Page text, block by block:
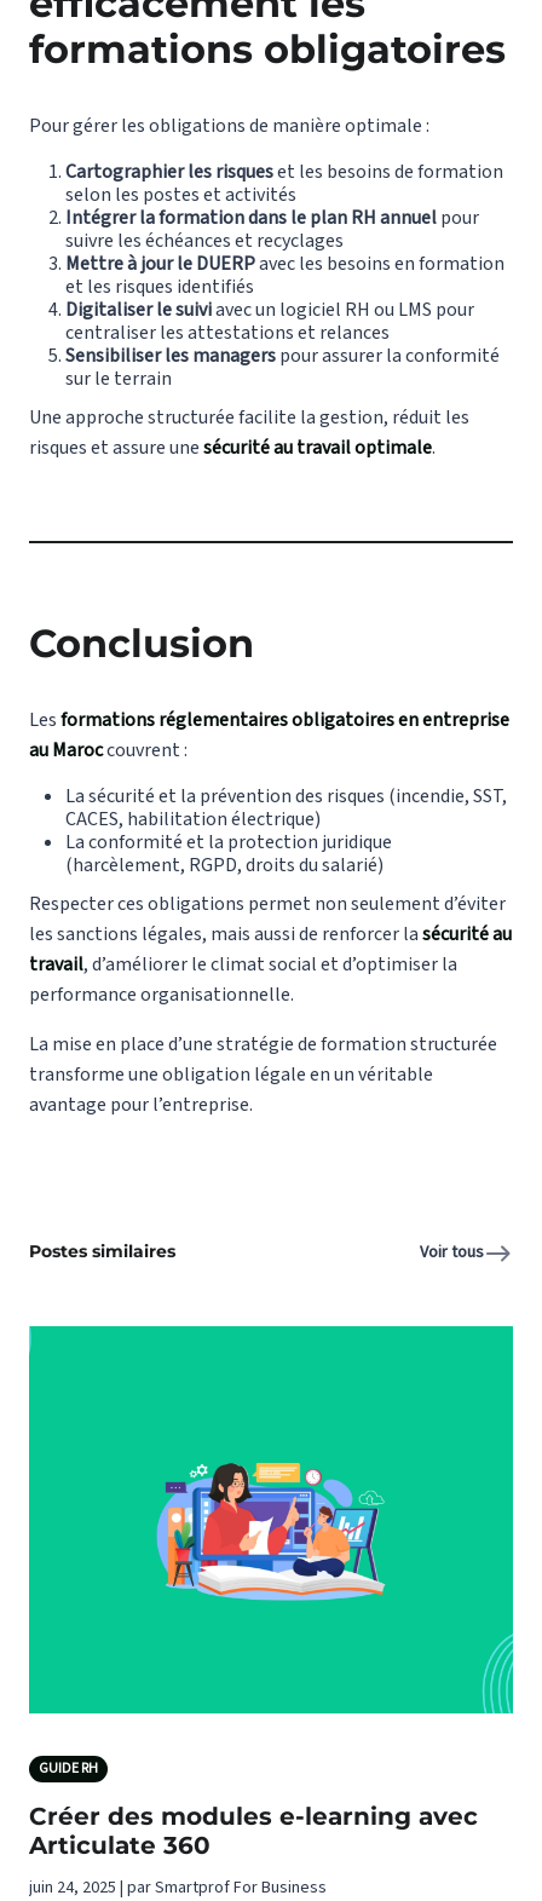
formations obligatoires
Pour gérer les obligations de manière optimale :
Cartographier les risqueset les besoins de formation
selon les postes et activités
Intégrer la formation dans le plan RH annuelpour
suivre les échéances et recyclages
Mettre à jour le DUERPavec les besoins en formation
et les risques identifiés
Digitaliser le suiviavec un logiciel RH ou LMS pour
centraliser les attestations et relances
Sensibiliser les managerspour assurer la conformité
sur le terrain
Une approche structurée facilite la gestion, réduit les
risques et assure unesécurité au travail optimale.
Conclusion
Lesformations réglementaires obligatoires en entreprise
au Maroccouvrent :
La sécurité et la prévention des risques (incendie, SST,
CACES, habilitation électrique)
La conformité et la protection juridique
(harcèlement, RGPD, droits du salarié)
Respecter ces obligations permet non seulement d’éviter
les sanctions légales, mais aussi de renforcer lasécurité au
travail, d’améliorer le climat social et d’optimiser la
performance organisationnelle.
La mise en place d’une stratégie de formation structurée
transforme une obligation légale en un véritable
avantage pour l’entreprise.
Postes similaires Voir tous
GUIDE RH
Créer des modules e-learning avec
Articulate 360
juin 24, 2025 | par Smartprof For Business